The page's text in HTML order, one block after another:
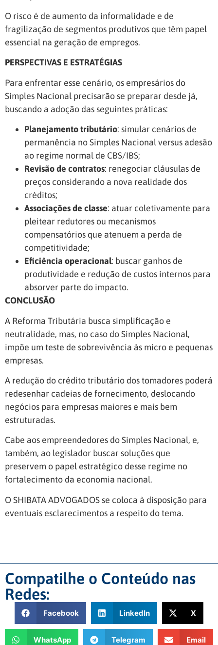
O risco é de aumento da informalidade e de
fragilização de segmentos produtivos que têm papel
essencial na geração de empregos.
PERSPECTIVAS E ESTRATÉGIAS
Para enfrentar esse cenário, os empresários do
Simples Nacional precisarão se preparar desde já,
buscando a adoção das seguintes práticas:
Planejamento tributário: simular cenários de
permanência no Simples Nacional versus adesão
ao regime normal de CBS/IBS;
Revisão de contratos: renegociar cláusulas de
preços considerando a nova realidade dos
créditos;
Associações de classe: atuar coletivamente para
pleitear redutores ou mecanismos
compensatórios que atenuem a perda de
competitividade;
Eficiência operacional: buscar ganhos de
produtividade e redução de custos internos para
absorver parte do impacto.
CONCLUSÃO
A Reforma Tributária busca simplificação e
neutralidade, mas, no caso do Simples Nacional,
impõe um teste de sobrevivência às micro e pequenas
empresas.
A redução do crédito tributário dos tomadores poderá
redesenhar cadeias de fornecimento, deslocando
negócios para empresas maiores e mais bem
estruturadas.
Cabe aos empreendedores do Simples Nacional, e,
também, ao legislador buscar soluções que
preservem o papel estratégico desse regime no
fortalecimento da economia nacional.
O SHIBATA ADVOGADOS se coloca à disposição para
eventuais esclarecimentos a respeito do tema.
Compatilhe o Conteúdo nas
Redes:
Facebook LinkedIn X
WhatsApp Telegram Email